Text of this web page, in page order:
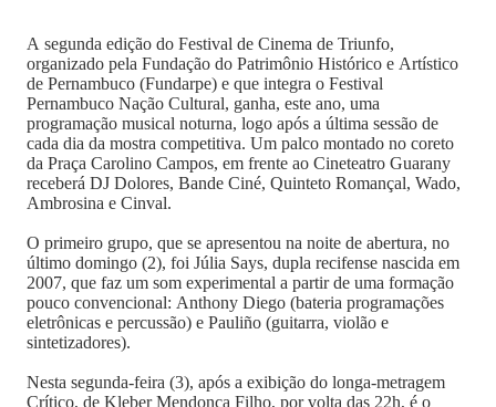
A segunda edição do Festival de Cinema de Triunfo,
organizado pela Fundação do Patrimônio Histórico e Artístico
de Pernambuco (Fundarpe) e que integra o Festival
Pernambuco Nação Cultural, ganha, este ano, uma
programação musical noturna, logo após a última sessão de
cada dia da mostra competitiva. Um palco montado no coreto
da Praça Carolino Campos, em frente ao Cineteatro Guarany
receberá DJ Dolores, Bande Ciné, Quinteto Romançal, Wado,
Ambrosina e Cinval.
O primeiro grupo, que se apresentou na noite de abertura, no
último domingo (2), foi Júlia Says, dupla recifense nascida em
2007, que faz um som experimental a partir de uma formação
pouco convencional: Anthony Diego (bateria programações
eletrônicas e percussão) e Pauliño (guitarra, violão e
sintetizadores).
Nesta segunda-feira (3), após a exibição do longa-metragem
Crítico, de Kleber Mendonça Filho, por volta das 22h, é o